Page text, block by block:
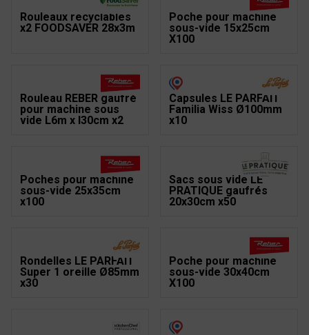
Rouleaux recyclables
x2 FOODSAVER 28x3m
Poche pour machine
sous-vide 15x25cm
X100
Rouleau REBER gaufré
pour machine sous
vide L6m x l30cm x2
Capsules LE PARFAIT
Familia Wiss Ø100mm
x10
Poches pour machine
sous-vide 25x35cm
x100
Sacs sous vide LE
PRATIQUE gaufrés
20x30cm x50
Rondelles LE PARFAIT
Super 1 oreille Ø85mm
x30
Poche pour machine
sous-vide 30x40cm
X100